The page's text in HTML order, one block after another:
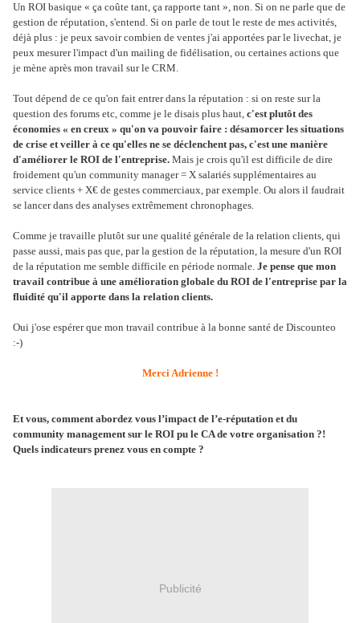
Un ROI basique « ça coûte tant, ça rapporte tant », non. Si on ne parle que de
gestion de réputation, s'entend. Si on parle de tout le reste de mes activités,
déjà plus : je peux savoir combien de ventes j'ai apportées par le livechat, je
peux mesurer l'impact d'un mailing de fidélisation, ou certaines actions que
je mène après mon travail sur le CRM.
Tout dépend de ce qu'on fait entrer dans la réputation : si on reste sur la
question des forums etc, comme je le disais plus haut, c'est plutôt des
économies « en creux » qu'on va pouvoir faire : désamorcer les situations
de crise et veiller à ce qu'elles ne se déclenchent pas, c'est une manière
d'améliorer le ROI de l'entreprise. Mais je crois qu'il est difficile de dire
froidement qu'un community manager = X salariés supplémentaires au
service clients + X€ de gestes commerciaux, par exemple. Ou alors il faudrait
se lancer dans des analyses extrêmement chronophages.
Comme je travaille plutôt sur une qualité générale de la relation clients, qui
passe aussi, mais pas que, par la gestion de la réputation, la mesure d'un ROI
de la réputation me semble difficile en période normale. Je pense que mon
travail contribue à une amélioration globale du ROI de l'entreprise par la
fluidité qu'il apporte dans la relation clients.
Oui j'ose espérer que mon travail contribue à la bonne santé de Discounteo
:-)
Merci Adrienne !
Et vous, comment abordez vous l’impact de l’e-réputation et du
community management sur le ROI pu le CA de votre organisation ?!
Quels indicateurs prenez vous en compte ?
Publicité